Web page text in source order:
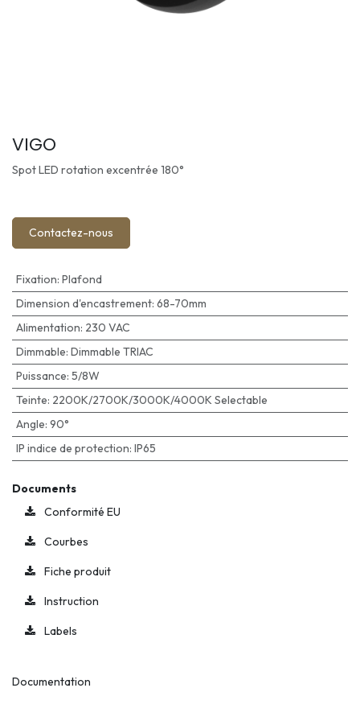
VIGO
Spot LED rotation excentrée 180°
Contactez-nous
Fixation: Plafond
Dimension d'encastrement: 68-70mm
Alimentation: 230 VAC
Dimmable: Dimmable TRIAC
Puissance: 5/8W
Teinte: 2200K/2700K/3000K/4000K Selectable
Angle: 90°
IP indice de protection: IP65
Documents
Conformité EU
Courbes
Fiche produit
Instruction
Labels
Documentation